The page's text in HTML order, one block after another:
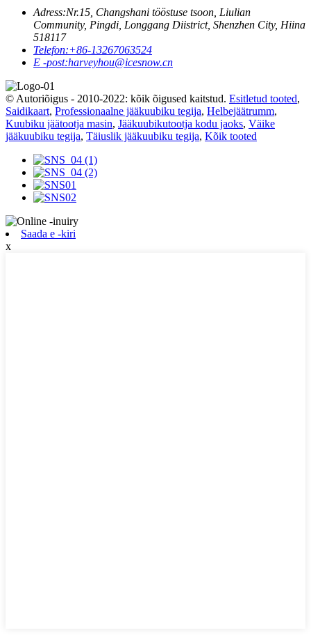
Adress:Nr.15, Changshani tööstuse tsoon, Liulian
Community, Pingdi, Longgang Diistrict, Shenzhen City, Hiina
518117
Telefon:+86-13267063524
E -post:harveyhou@icesnow.cn
© Autoriõigus - 2010-2022: kõik õigused kaitstud. Esitletud tooted,
Saidikaart, Professionaalne jääkuubiku tegija, Helbejäätrumm,
Kuubiku jäätootja masin, Jääkuubikutootja kodu jaoks, Väike
jääkuubiku tegija, Täiuslik jääkuubiku tegija, Kõik tooted
Saada e -kiri
x